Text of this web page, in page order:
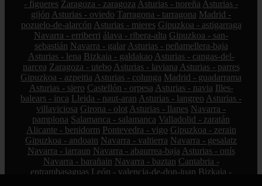
- figueres Zaragoza - zaragoza Asturias - noreña Asturias -
gijón Asturias - oviedo Tarragona - tarragona Madrid -
pozuelo-de-alarcón Asturias - mieres Gipuzkoa - astigarraga
Navarra - erriberri álava - ribera-alta Gipuzkoa - san-
sebastián Navarra - galar Asturias - peñamellera-baja
Asturias - lena Bizkaia - galdakao Asturias - cangas-del-
narcea Zaragoza - utebo Asturias - laviana Asturias - parres
Gipuzkoa - azpeitia Asturias - colunga Madrid - guadarrama
Asturias - siero Castellón - orpesa Asturias - navia Illes-
balears - inca Lleida - naut-aran Asturias - langreo Asturias -
villaviciosa Girona - olot Asturias - llanes Navarra -
pamplona Salamanca - salamanca Valladolid - zaratán
Alicante - benidorm Pontevedra - vigo Gipuzkoa - zerain
Gipuzkoa - andoain Navarra - valtierra Navarra - gesalatz
Navarra - larraun Navarra - abaurrea-baja Asturias - onís
Navarra - barañain Navarra - baztan Cantabria -
entrambasaguas León - valencia-de-don-juan Bizkaia -